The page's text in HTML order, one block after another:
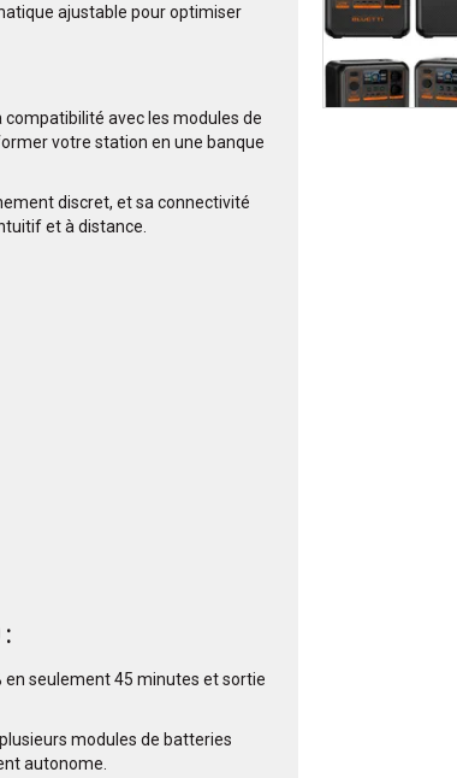
ajustable pour optimiser
compatibilité avec les modules de
votre station en une banque
discret, et sa connectivité
et à distance.
:
en seulement 45 minutes et sortie
modules de batteries
autonome.